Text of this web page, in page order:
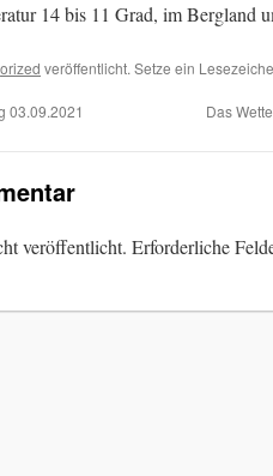
14 bis 11 Grad, im Bergland
veröffentlicht. Setze ein
03.09.2021 Das
veröffentlicht. Erforderliche